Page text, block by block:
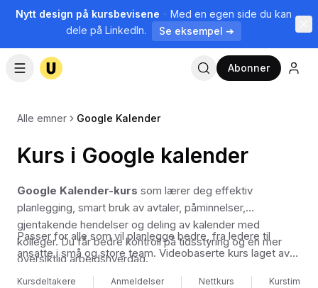
Nytt design på kursbevisene · Med en egen side du kan
dele på LinkedIn.
Se eksempel ➔
Abonner
Alle emner Google Kalender
Kurs i Google kalender
Google Kalender-kurs som lærer deg effektiv
planlegging, smart bruk av avtaler, påminnelser,
gjentakende hendelser og deling av kalender med
kolleger. Du får bedre kontroll på tidsstyring og en mer
oversiktlig arbeidshverdag.
Passer for alle som vil planlegge bedre, fra ledere til
ansatte i små og store team. Videobaserte kurs laget av
Kursdeltakere Anmeldelser Nettkurs Kurstimer